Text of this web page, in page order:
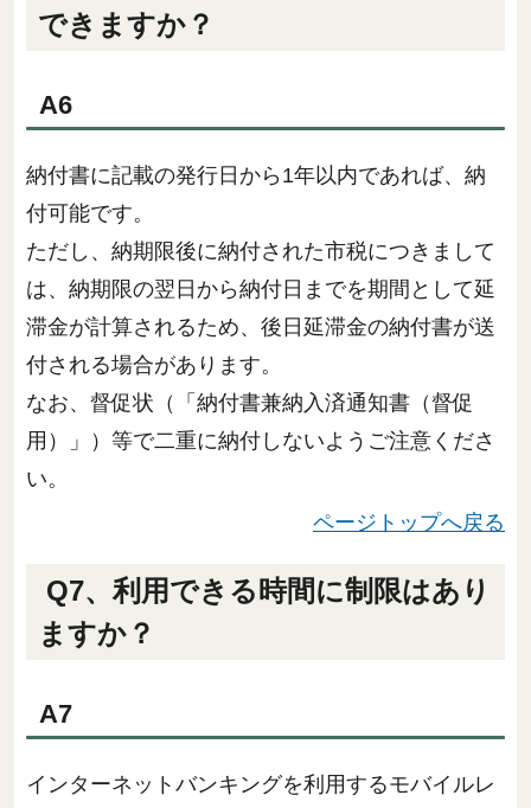
できますか？
A6
納付書に記載の発行日から1年以内であれば、納
付可能です。
ただし、納期限後に納付された市税につきまして
は、納期限の翌日から納付日までを期間として延
滞金が計算されるため、後日延滞金の納付書が送
付される場合があります。
なお、督促状（「納付書兼納入済通知書（督促
用）」）等で二重に納付しないようご注意くださ
い。
ページトップへ戻る
Q7、利用できる時間に制限はあり
ますか？
A7
インターネットバンキングを利用するモバイルレ